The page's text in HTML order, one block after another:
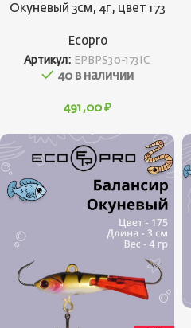
Окуневый 3см, 4г, цвет 173
Ecopro
Артикул: EPBPS30-173IC
40 в наличии
491,00 ₽